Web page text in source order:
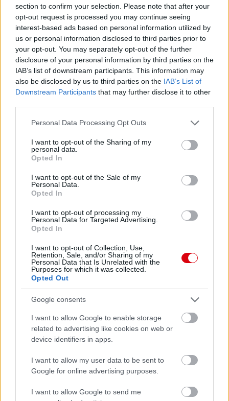
section to confirm your selection. Please note that after your
opt-out request is processed you may continue seeing
interest-based ads based on personal information utilized by
us or personal information disclosed to third parties prior to
your opt-out. You may separately opt-out of the further
disclosure of your personal information by third parties on the
IAB’s list of downstream participants. This information may
also be disclosed by us to third parties on the IAB’s List of
Downstream Participants that may further disclose it to other
Please note that this website/app uses one or more Google
not limited to your visit or usage behaviour. You may click to
grant or deny consent to Google and its third-party tags to
use your data for below specified purposes in below Google
consent section.
Personal Data Processing Opt Outs
I want to opt-out of the Sharing of my
personal data.
Opted In
I want to opt-out of the Sale of my
Personal Data.
Opted In
I want to opt-out of processing my
Personal Data for Targeted Advertising.
Opted In
I want to opt-out of Collection, Use,
Retention, Sale, and/or Sharing of my
Personal Data that Is Unrelated with the
Purposes for which it was collected.
Opted Out
Google consents
I want to allow Google to enable storage
related to advertising like cookies on web or
device identifiers in apps.
I want to allow my user data to be sent to
Google for online advertising purposes.
I want to allow Google to send me